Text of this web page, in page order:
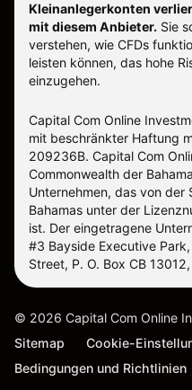
Kleinanlegerkonten
mit diesem Anbieter. Sie
verstehen, wie CFDs
leisten können, das hohe
einzugehen.
Capital Com Online
mit beschränkter Haftung
209236B. Capital Com
Commonwealth der
Unternehmen, das von der
Bahamas unter der
ist. Der eingetragene
#3 Bayside Executive
Street, P. O. Box CB
© 2026 Capital Com Online
Sitemap
Cookie-
Bedingungen und Richtlinien